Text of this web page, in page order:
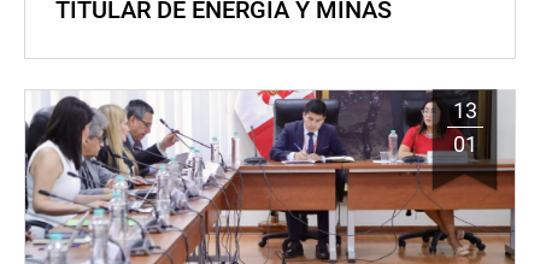
TITULAR DE ENERGÍA Y MINAS
13
01